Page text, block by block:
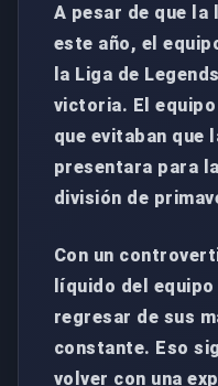
A pesar de que
este año, el
la Liga de
victoria. El
que evitaban que
presentara para
división de
Con un
líquido del
regresar de sus
constante. Eso
volver con una